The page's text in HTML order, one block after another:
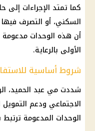
كما تمتد الإجراءات
السكني، أو التصرف فيها
أن هذه الوحدات
الأولى بالرعاية.
شروط أساسية
شددت مي عبد الحميد،
الاجتماعي ودعم
الوحدات المدعومة